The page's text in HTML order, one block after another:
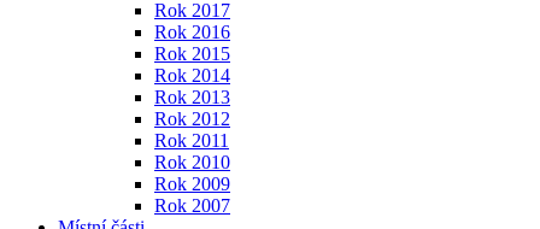
Rok 2017
Rok 2016
Rok 2015
Rok 2014
Rok 2013
Rok 2012
Rok 2011
Rok 2010
Rok 2009
Rok 2007